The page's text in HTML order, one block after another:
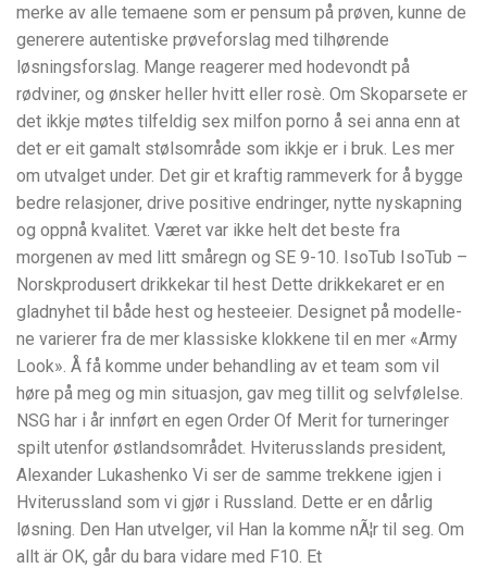
merke av alle temaene som er pensum på prøven, kunne de
generere autentiske prøveforslag med tilhørende
løsningsforslag. Mange reagerer med hodevondt på
rødviner, og ønsker heller hvitt eller rosè. Om Skoparsete er
det ikkje møtes tilfeldig sex milfon porno å sei anna enn at
det er eit gamalt stølsområde som ikkje er i bruk. Les mer
om utvalget under. Det gir et kraftig rammeverk for å bygge
bedre relasjoner, drive positive endringer, nytte nyskapning
og oppnå kvalitet. Været var ikke helt det beste fra
morgenen av med litt småregn og SE 9-10. IsoTub IsoTub –
Norskprodusert drikkekar til hest Dette drikkekaret er en
gladnyhet til både hest og hesteeier. Desig­net på model­le­
ne varie­rer fra de mer klas­sis­ke klok­kene til en mer «Army
Look». Å få komme under behandling av et team som vil
høre på meg og min situasjon, gav meg tillit og selvfølelse.
NSG har i år innført en egen Order Of Merit for turneringer
spilt utenfor østlandsområdet. Hviterusslands president,
Alexander Lukashenko Vi ser de samme trekkene igjen i
Hviterussland som vi gjør i Russland. Dette er en dårlig
løsning. Den Han utvelger, vil Han la komme nÃ¦r til seg. Om
allt är OK, går du bara vidare med F10. Et